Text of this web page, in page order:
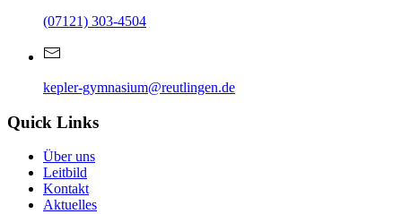
(07121) 303-4504
kepler-gymnasium@reutlingen.de
Quick Links
Über uns
Leitbild
Kontakt
Aktuelles